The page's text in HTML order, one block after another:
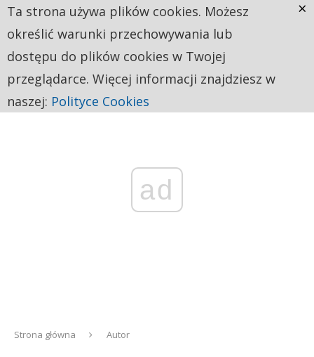
ad
Strona główna Autor
Ta strona używa plików cookies. Możesz
określić warunki przechowywania lub
dostępu do plików cookies w Twojej
przeglądarce. Więcej informacji znajdziesz w
naszej: Polityce Cookies
×